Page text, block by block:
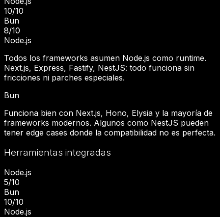
10/10
Bun
8/10
Node.js
Todos los frameworks asumen Node.js como runtime.
Next.js, Express, Fastify, NestJS: todo funciona sin
fricciones ni parches especiales.
Bun
Funciona bien con Next.js, Hono, Elysia y la mayoría de
frameworks modernos. Algunos como NestJS pueden
tener edge cases donde la compatibilidad no es perfecta.
Herramientas integradas
Node.js
5/10
Bun
10/10
Node.js